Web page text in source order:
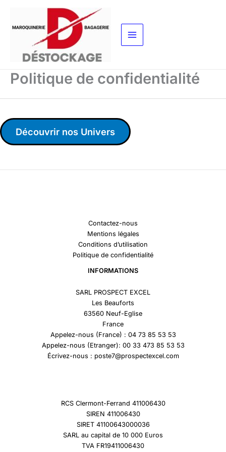
contenu
Politique de confidentialité
Découvrir nos Univers
Contactez-nous
Mentions légales
Conditions d’utilisation
Politique de confidentialité
INFORMATIONS
SARL PROSPECT EXCEL
Les Beauforts
63560 Neuf-Eglise
France
Appelez-nous (France) : 04 73 85 53 53
Appelez-nous (Etranger): 00 33 473 85 53 53
Écrivez-nous : poste7@prospectexcel.com
RCS Clermont-Ferrand 411006430
SIREN 411006430
SIRET 41100643000036
SARL au capital de 10 000 Euros
TVA FR19411006430